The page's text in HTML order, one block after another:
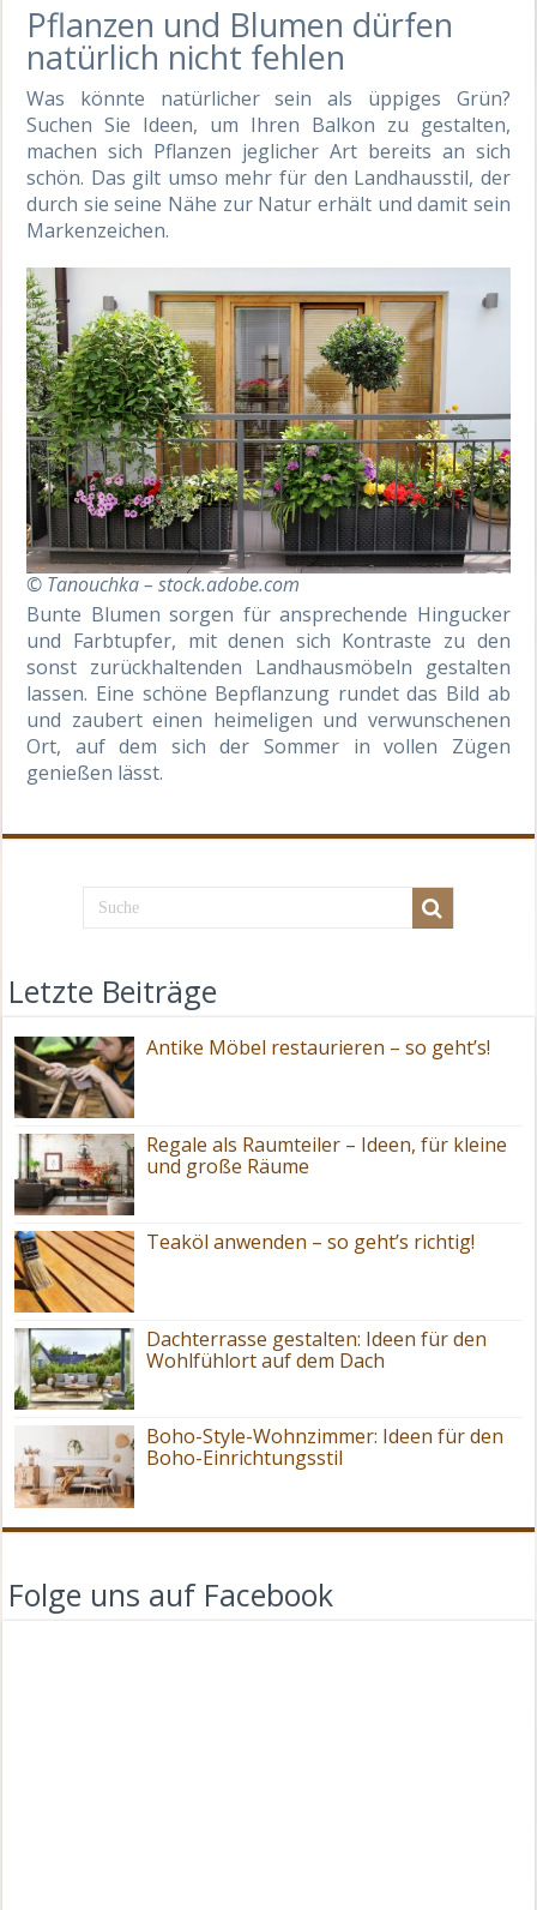
Pflanzen und Blumen dürfen
natürlich nicht fehlen
Was könnte natürlicher sein als üppiges Grün?
Suchen Sie Ideen, um Ihren Balkon zu gestalten,
machen sich Pflanzen jeglicher Art bereits an sich
schön. Das gilt umso mehr für den Landhausstil, der
durch sie seine Nähe zur Natur erhält und damit sein
Markenzeichen.
© Tanouchka – stock.adobe.com
Bunte Blumen sorgen für ansprechende Hingucker
und Farbtupfer, mit denen sich Kontraste zu den
sonst zurückhaltenden Landhausmöbeln gestalten
lassen. Eine schöne Bepflanzung rundet das Bild ab
und zaubert einen heimeligen und verwunschenen
Ort, auf dem sich der Sommer in vollen Zügen
genießen lässt.
Letzte Beiträge
Antike Möbel restaurieren – so geht’s!
Regale als Raumteiler – Ideen, für kleine
und große Räume
Teaköl anwenden – so geht’s richtig!
Dachterrasse gestalten: Ideen für den
Wohlfühlort auf dem Dach
Boho-Style-Wohnzimmer: Ideen für den
Boho-Einrichtungsstil
Folge uns auf Facebook